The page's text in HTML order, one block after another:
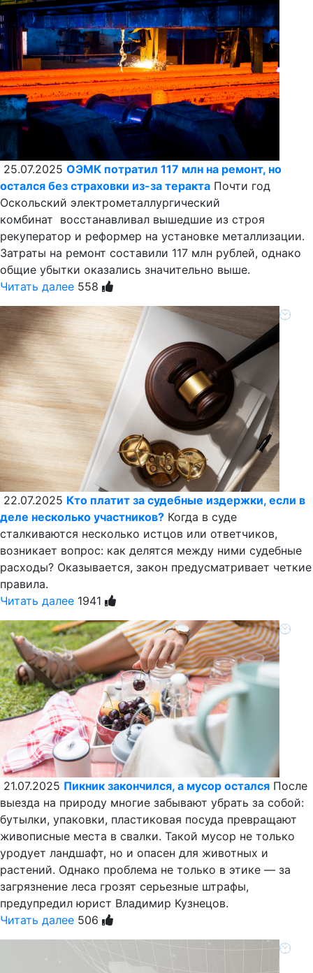
25.07.2025 ОЭМК потратил 117 млн на ремонт, но
остался без страховки из-за теракта Почти год
Оскольский электрометаллургический
комбинат восстанавливал вышедшие из строя
рекуператор и реформер на установке металлизации.
Затраты на ремонт составили 117 млн рублей, однако
общие убытки оказались значительно выше.
Читать далее 558
22.07.2025 Кто платит за судебные издержки, если в
деле несколько участников? Когда в суде
сталкиваются несколько истцов или ответчиков,
возникает вопрос: как делятся между ними судебные
расходы? Оказывается, закон предусматривает четкие
правила.
Читать далее 1941
21.07.2025 Пикник закончился, а мусор остался После
выезда на природу многие забывают убрать за собой:
бутылки, упаковки, пластиковая посуда превращают
живописные места в свалки. Такой мусор не только
уродует ландшафт, но и опасен для животных и
растений. Однако проблема не только в этике — за
загрязнение леса грозят серьезные штрафы,
предупредил юрист Владимир Кузнецов.
Читать далее 506